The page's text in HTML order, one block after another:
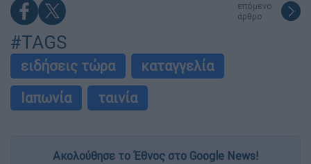
επόμενο
άρθρο
#TAGS
ειδήσεις τώρα
καταγγελία
Ιαπωνία
ταινία
Ακολούθησε το Έθνος στο Google News!